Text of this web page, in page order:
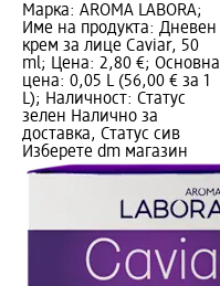
Марка: AROMA LABORA;
Име на продукта: Дневен
крем за лице Caviar, 50
ml; Цена: 2,80 €; Основна
цена: 0,05 L (56,00 € за 1
L); Наличност: Статус
зелен Налично за
доставка, Статус сив
Изберете dm магазин